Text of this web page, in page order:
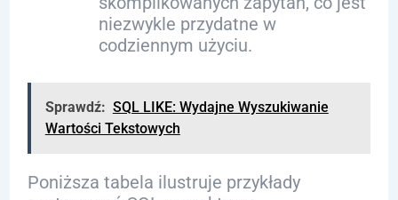
niezwykle przydatne w
codziennym użyciu.
Sprawdź: SQL LIKE: Wydajne Wyszukiwanie
Wartości Tekstowych
Poniższa tabela ilustruje przykłady